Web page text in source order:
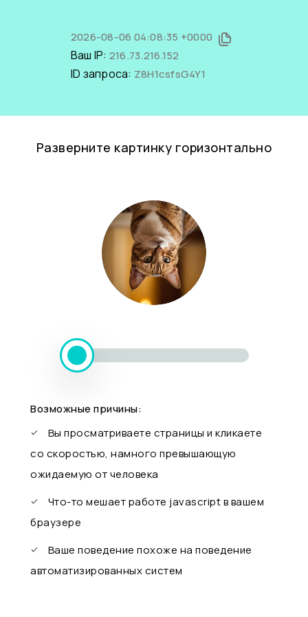
2026-08-06 04:08:35 +0000
Ваш IP: 216.73.216.152
ID запроса: Z8H1csfsG4Y1
Разверните картинку горизонтально
Возможные причины:
Вы просматриваете страницы и кликаете
со скоростью, намного превышающую
ожидаемую от человека
Что-то мешает работе javascript в вашем
браузере
Ваше поведение похоже на поведение
автоматизированных систем